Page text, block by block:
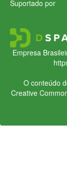
Suportado por
Empresa
O conteúdo
Creative